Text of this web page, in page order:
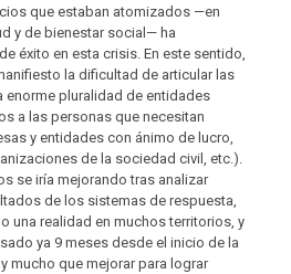
que estaban atomizados —en
y de bienestar social— ha
éxito en esta crisis. En este sentido,
la dificultad de articular las
pluralidad de entidades
a las personas que necesitan
y entidades con ánimo de lucro,
de la sociedad civil, etc.).
se iría mejorando tras analizar
de los sistemas de respuesta,
una realidad en muchos territorios, y
ya 9 meses desde el inicio de la
mucho que mejorar para lograr